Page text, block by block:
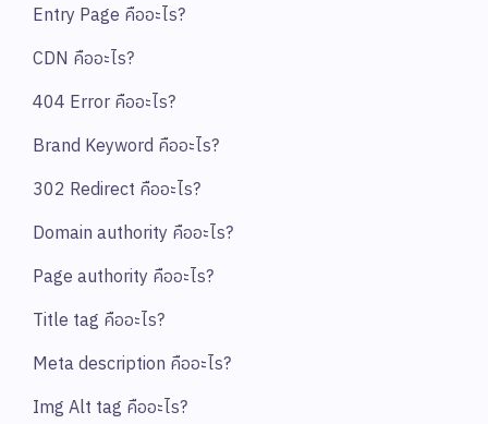
Entry Page คืออะไร?
CDN คืออะไร?
404 Error คืออะไร?
Brand Keyword คืออะไร?
302 Redirect คืออะไร?
Domain authority คืออะไร?
Page authority คืออะไร?
Title tag คืออะไร?
Meta description คืออะไร?
Img Alt tag คืออะไร?